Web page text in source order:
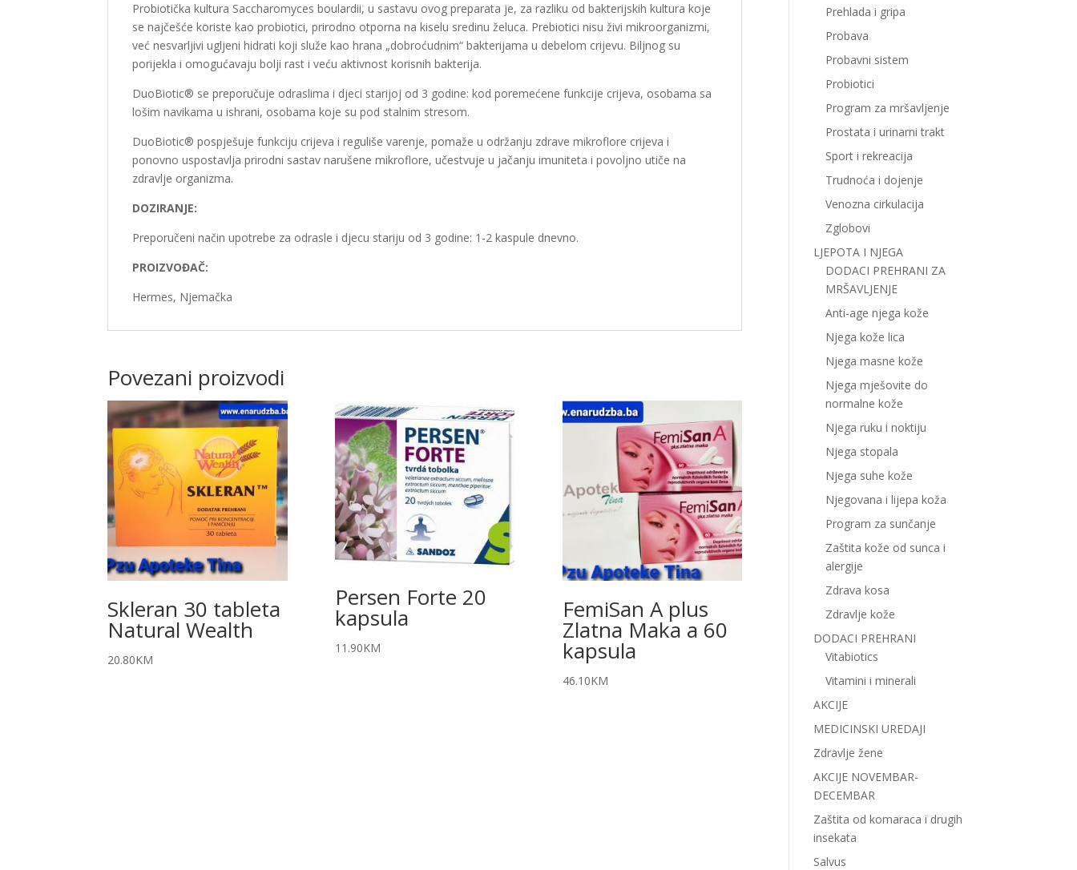
Probiotička kultura Saccharomyces boulardii, u sastavu ovog preparata je, za razliku od bakterijskih kultura koje
se najčešće koriste kao probiotici, prirodno otporna na kiselu sredinu želuca. Prebiotici nisu živi mikroorganizmi,
već nesvarljivi ugljeni hidrati koji služe kao hrana „dobroćudnim“ bakterijama u debelom crijevu. Biljnog su
porijekla i omogućavaju bolji rast i veću aktivnost korisnih bakterija.
DuoBiotic® se preporučuje odraslima i djeci starijoj od 3 godine: kod poremećene funkcije crijeva, osobama sa
lošim navikama u ishrani, osobama koje su pod stalnim stresom.
DuoBiotic® pospješuje funkciju crijeva i reguliše varenje, pomaže u održanju zdrave mikroflore crijeva i
ponovno uspostavlja prirodni sastav narušene mikroflore, učestvuje u jačanju imuniteta i povoljno utiče na
zdravlje organizma.
DOZIRANJE:
Preporučeni način upotrebe za odrasle i djecu stariju od 3 godine: 1-2 kaspule dnevno.
PROIZVOĐAČ:
Hermes, Njemačka
Povezani proizvodi
Skleran 30 tableta
Natural Wealth
20.80KM
Persen Forte 20
kapsula
11.90KM
FemiSan A plus
Zlatna Maka a 60
kapsula
46.10KM
Prehlada i gripa
Probava
Probavni sistem
Probiotici
Program za mršavljenje
Prostata i urinarni trakt
Sport i rekreacija
Trudnoća i dojenje
Venozna cirkulacija
Zglobovi
LJEPOTA I NJEGA
DODACI PREHRANI ZA
MRŠAVLJENJE
Anti-age njega kože
Njega kože lica
Njega masne kože
Njega mješovite do
normalne kože
Njega ruku i noktiju
Njega stopala
Njega suhe kože
Njegovana i lijepa koža
Program za sunčanje
Zaštita kože od sunca i
alergije
Zdrava kosa
Zdravlje kože
DODACI PREHRANI
Vitabiotics
Vitamini i minerali
AKCIJE
MEDICINSKI UREDAJI
Zdravlje žene
AKCIJE NOVEMBAR-
DECEMBAR
Zaštita od komaraca i drugih
insekata
Salvus